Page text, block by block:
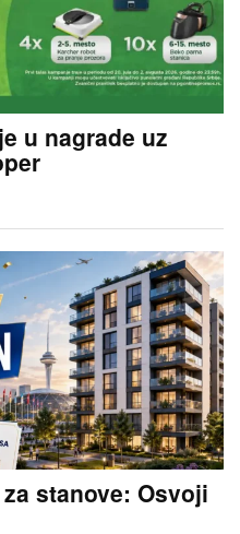
u nagrade uz
stanove: Osvoji